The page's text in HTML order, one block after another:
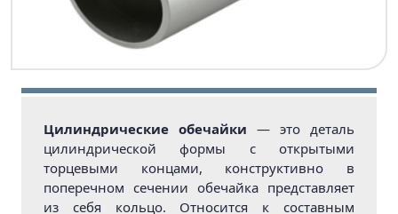
Цилиндрические обечайки — это деталь
цилиндрической формы с открытыми
торцевыми концами, конструктивно в
поперечном сечении обечайка представляет
из себя кольцо. Относится к составным